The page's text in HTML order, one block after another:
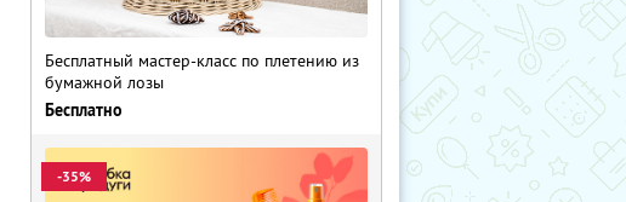
Бесплатный мастер-класс по плетению из
бумажной лозы
Бесплатно
-35%